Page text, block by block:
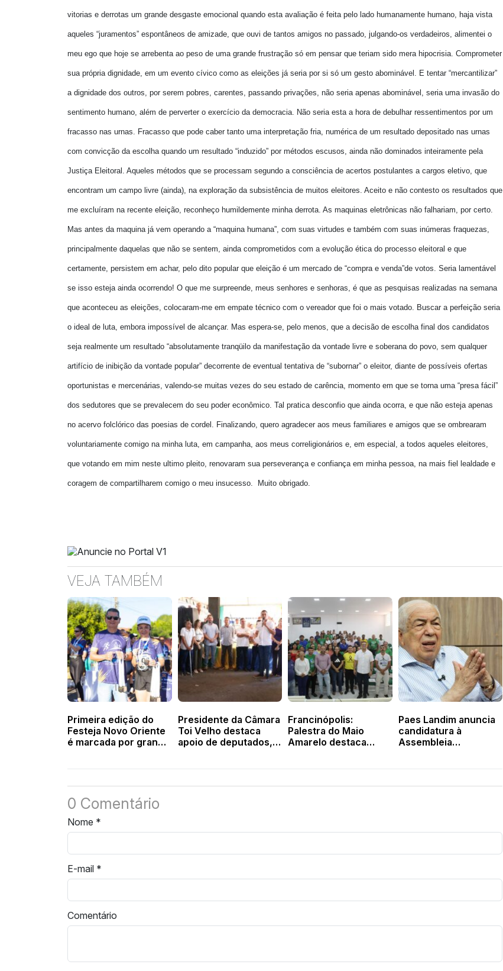
vitorias e derrotas um grande desgaste emocional quando esta avaliação é feita pelo lado humanamente humano, haja vista
aqueles “juramentos” espontâneos de amizade, que ouvi de tantos amigos no passado, julgando-os verdadeiros, alimentei o
meu ego que hoje se arrebenta ao peso de uma grande frustração só em pensar que teriam sido mera hipocrisia. Comprometer
sua própria dignidade, em um evento cívico como as eleições já seria por si só um gesto abominável. E tentar “mercantilizar”
a dignidade dos outros, por serem pobres, carentes, passando privações, não seria apenas abominável, seria uma invasão do
sentimento humano, além de perverter o exercício da democracia. Não seria esta a hora de debulhar ressentimentos por um
fracasso nas urnas. Fracasso que pode caber tanto uma interpretação fria, numérica de um resultado depositado nas urnas
com convicção da escolha quando um resultado “induzido” por métodos escusos, ainda não dominados inteiramente pela
Justiça Eleitoral. Aqueles métodos que se processam segundo a consciência de acertos postulantes a cargos eletivo, que
encontram um campo livre (ainda), na exploração da subsistência de muitos eleitores. Aceito e não contesto os resultados que
me excluíram na recente eleição, reconheço humildemente minha derrota. As maquinas eletrônicas não falhariam, por certo.
Mas antes da maquina já vem operando a “maquina humana”, com suas virtudes e também com suas inúmeras fraquezas,
principalmente daquelas que não se sentem, ainda comprometidos com a evolução ética do processo eleitoral e que
certamente, persistem em achar, pelo dito popular que eleição é um mercado de “compra e venda”de votos. Seria lamentável
se isso esteja ainda ocorrendo! O que me surpreende, meus senhores e senhoras, é que as pesquisas realizadas na semana
que aconteceu as eleições, colocaram-me em empate técnico com o vereador que foi o mais votado. Buscar a perfeição seria
o ideal de luta, embora impossível de alcançar. Mas espera-se, pelo menos, que a decisão de escolha final dos candidatos
seja realmente um resultado “absolutamente tranqüilo da manifestação da vontade livre e soberana do povo, sem qualquer
artifício de inibição da vontade popular” decorrente de eventual tentativa de “subornar” o eleitor, diante de possíveis ofertas
oportunistas e mercenárias, valendo-se muitas vezes do seu estado de carência, momento em que se torna uma “presa fácil”
dos sedutores que se prevalecem do seu poder econômico. Tal pratica desconfio que ainda ocorra, e que não esteja apenas
no acervo folclórico das poesias de cordel. Finalizando, quero agradecer aos meus familiares e amigos que se ombrearam
voluntariamente comigo na minha luta, em campanha, aos meus correligionários e, em especial, a todos aqueles eleitores,
que votando em mim neste ultimo pleito, renovaram sua perseverança e confiança em minha pessoa, na mais fiel lealdade e
coragem de compartilharem comigo o meu insucesso. Muito obrigado.
VEJA TAMBÉM
Primeira edição do
Festeja Novo Oriente
é marcada por grande
Presidente da Câmara
Toi Velho destaca
apoio de deputados,
Francinópolis:
Palestra do Maio
Amarelo destaca
Paes Landim anuncia
candidatura à
Assembleia
0 Comentário
Nome *
E-mail *
Comentário